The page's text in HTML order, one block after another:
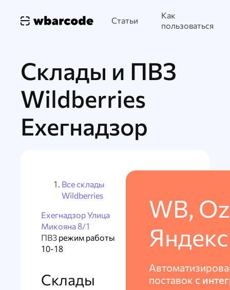
Статьи
Как
пользоваться
Склады и ПВЗ
Wildberries
Ехегнадзор
Все склады
Wildberries
Ехегнадзор Улица
Микояна 8/1
ПВЗ режим работы
10-18
Склады
WB,
поставок с